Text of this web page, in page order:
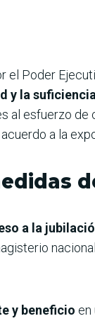
el Poder
y la
al esfuerzo de
a la
a la
y beneficio en